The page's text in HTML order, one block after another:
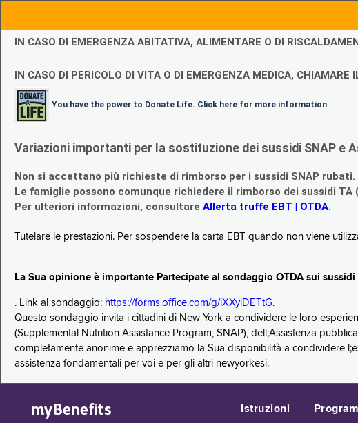
IN CASO DI EMERGENZA ABITATIVA, ALIMENTARE O DI
IN CASO DI PERICOLO DI VITA O DI EMERGENZA MEDICA, CHIAMARE
You have the power to Donate Life. Click here for more information
Variazioni importanti per la sostituzione dei sussidi SNAP
Non si accettano più richieste di rimborso per i sussidi SNAP rubati.
Le famiglie possono comunque richiedere il rimborso dei sussidi
Per ulteriori informazioni, consultare Allerta truffe EBT | OTDA.
Tutelare le prestazioni. Per sospendere la carta EBT quando non viene
La Sua opinione è importante Partecipate al sondaggio OTDA sui
. Link al sondaggio: https://forms.office.com/g/iXXyiDETtG.
Questo sondaggio invita i cittadini di New York a condividere le loro
(Supplemental Nutrition Assistance Program, SNAP), dell;Assistenza
completamente anonime e apprezziamo la Sua disponibilità a condividere
assistenza fondamentali per voi e per gli altri newyorkesi.
myBenefits Istruzioni